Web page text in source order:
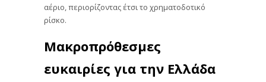
αέριο, περιορίζοντας έτσι το χρηματοδοτικό
ρίσκο.
Μακροπρόθεσμες
ευκαιρίες για την Ελλάδα